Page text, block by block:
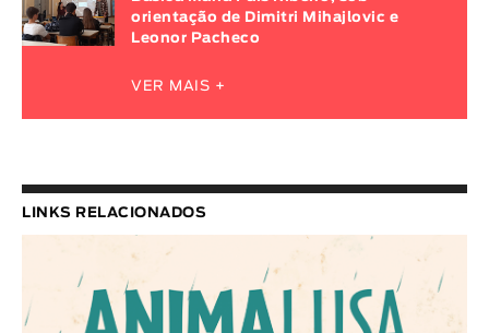
orientação de Dimitri Mihajlovic e
Leonor Pacheco
VER MAIS +
LINKS RELACIONADOS